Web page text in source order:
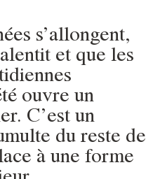
s’allongent,
et que les
ouvre un
C’est un
du reste de
à une forme